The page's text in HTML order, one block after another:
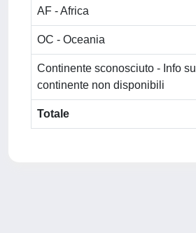
AF - Africa
OC - Oceania
Continente sconosciuto - Info sul
continente non disponibili
Totale